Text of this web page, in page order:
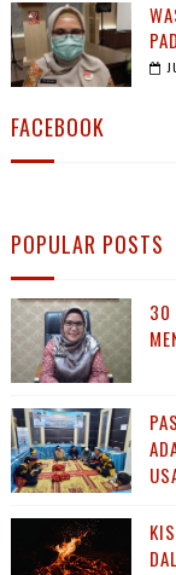
FACEBOOK
POPULAR POSTS
30